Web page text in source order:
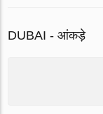
DUBAI - आंकड़े